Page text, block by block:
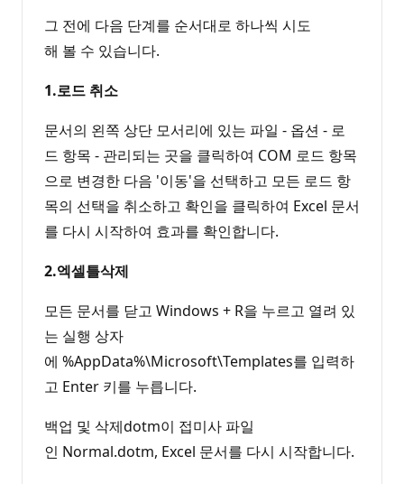
그 전에 다음 단계를 순서대로 하나씩 시도
해 볼 수 있습니다.
1.로드 취소
문서의 왼쪽 상단 모서리에 있는 파일 - 옵션 - 로
드 항목 - 관리되는 곳을 클릭하여 COM 로드 항목
으로 변경한 다음 '이동'을 선택하고 모든 로드 항
목의 선택을 취소하고 확인을 클릭하여 Excel 문서
를 다시 시작하여 효과를 확인합니다.
2.엑셀틀삭제
모든 문서를 닫고 Windows + R을 누르고 열려 있
는 실행 상자
에 %AppData%\Microsoft\Templates를 입력하
고 Enter 키를 누릅니다.
백업 및 삭제dotm이 접미사 파일
인 Normal.dotm, Excel 문서를 다시 시작합니다.